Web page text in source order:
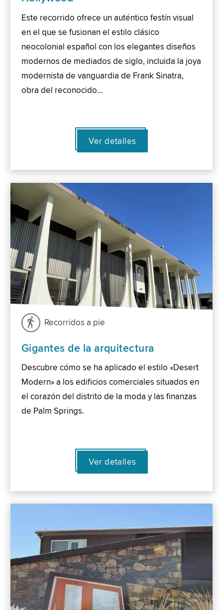
Este recorrido ofrece un auténtico festín visual
en el que se fusionan el estilo clásico
neocolonial español con los elegantes diseños
modernos de mediados de siglo, incluida la joya
modernista de vanguardia de Frank Sinatra,
obra del reconocido…
Ver detalles
Recorridos a pie
Gigantes de la arquitectura
Descubre cómo se ha aplicado el estilo «Desert
Modern» a los edificios comerciales situados en
el corazón del distrito de la moda y las finanzas
de Palm Springs.
Ver detalles